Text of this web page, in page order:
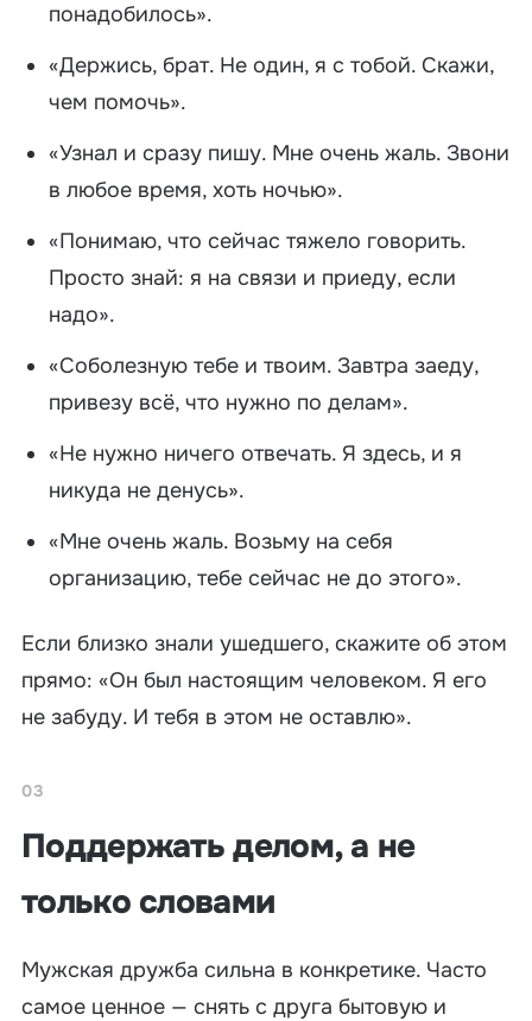
понадобилось».
«Держись, брат. Не один, я с тобой. Скажи,
чем помочь».
«Узнал и сразу пишу. Мне очень жаль. Звони
в любое время, хоть ночью».
«Понимаю, что сейчас тяжело говорить.
Просто знай: я на связи и приеду, если
надо».
«Соболезную тебе и твоим. Завтра заеду,
привезу всё, что нужно по делам».
«Не нужно ничего отвечать. Я здесь, и я
никуда не денусь».
«Мне очень жаль. Возьму на себя
организацию, тебе сейчас не до этого».
Если близко знали ушедшего, скажите об этом
прямо: «Он был настоящим человеком. Я его
не забуду. И тебя в этом не оставлю».
03
Поддержать делом, а не
только словами
Мужская дружба сильна в конкретике. Часто
самое ценное — снять с друга бытовую и